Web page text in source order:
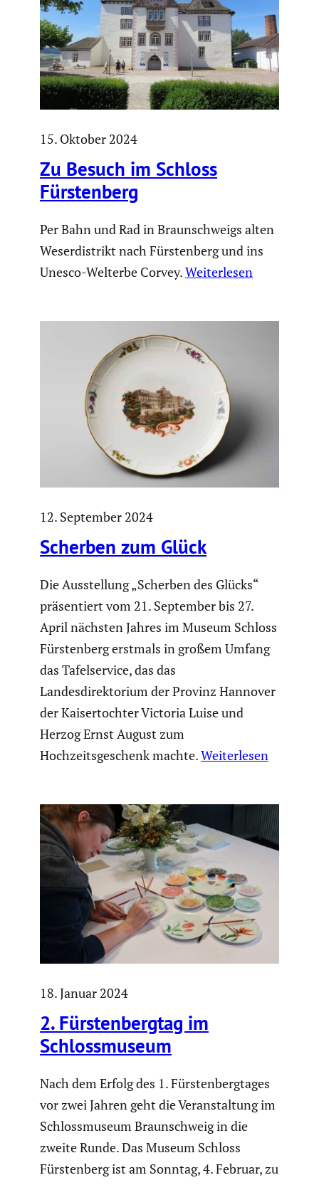
15. Oktober 2024
Zu Besuch im Schloss
Fürsten­berg
Per Bahn und Rad in Braunschweigs alten
Weserdistrikt nach Fürstenberg und ins
Unesco-Welterbe Corvey.Weiterlesen
12. September 2024
Scherben zum Glück
Die Ausstellung „Scherben des Glücks“
präsentiert vom 21. September bis 27.
April nächsten Jahres im Museum Schloss
Fürstenberg erstmals in großem Umfang
das Tafelservice, das das
Landesdirektorium der Provinz Hannover
der Kaisertochter Victoria Luise und
Herzog Ernst August zum
Hochzeitsgeschenk machte.Weiterlesen
18. Januar 2024
2. Fürsten­bergtag im
Schloss­mu­seum
Nach dem Erfolg des 1. Fürsten­berg­tages
vor zwei Jahren geht die Veran­stal­tung im
Schloss­mu­seum Braun­schweig in die
zweite Runde. Das Museum Schloss
Fürsten­berg ist am Sonntag, 4. Februar, zu